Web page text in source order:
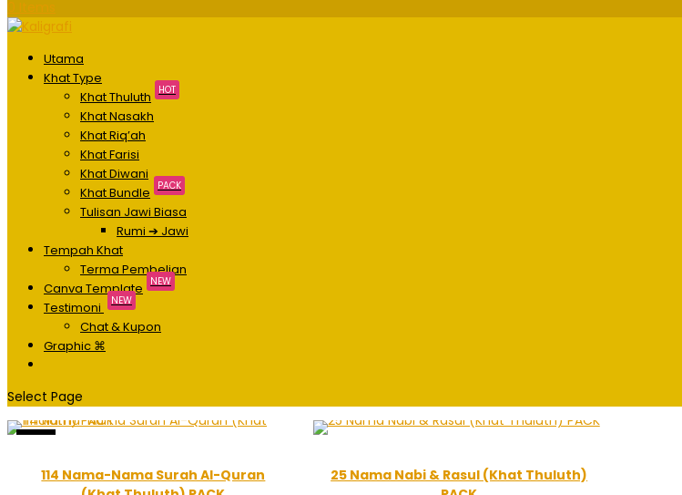
Utama
Khat Type
Khat Thuluth HOT
Khat Nasakh
Khat Riq’ah
Khat Farisi
Khat Diwani
Khat Bundle PACK
Tulisan Jawi Biasa
Rumi ➔ Jawi
Tempah Khat
Terma Pembelian
Canva Template NEW
Testimoni NEW
Chat & Kupon
Graphic ⌘
Select Page
114 Nama-Nama Surah Al-Quran
25 Nama Nabi & Rasul (Khat Thuluth)